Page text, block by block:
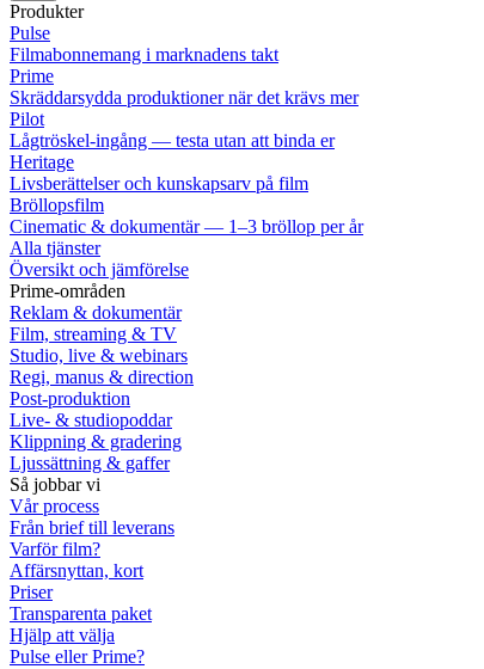
Produkter
Pulse
Filmabonnemang i marknadens takt
Prime
Skräddarsydda produktioner när det krävs mer
Pilot
Lågtröskel-ingång — testa utan att binda er
Heritage
Livsberättelser och kunskapsarv på film
Bröllopsfilm
Cinematic & dokumentär — 1–3 bröllop per år
Alla tjänster
Översikt och jämförelse
Prime-områden
Reklam & dokumentär
Film, streaming & TV
Studio, live & webinars
Regi, manus & direction
Post-produktion
Live- & studiopoddar
Klippning & gradering
Ljussättning & gaffer
Så jobbar vi
Vår process
Från brief till leverans
Varför film?
Affärsnyttan, kort
Priser
Transparenta paket
Hjälp att välja
Pulse eller Prime?